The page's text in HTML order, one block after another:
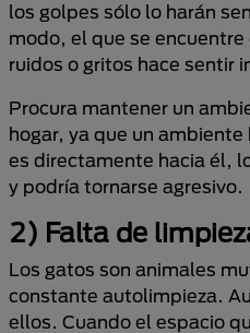
los golpes sólo lo harán
modo, el que se encuentre
ruidos o gritos hace sentir
Procura mantener un
hogar, ya que un
es directamente hacia él,
y podría tornarse agresivo.
2) Falta de
Los gatos son animales
constante autolimpieza.
ellos. Cuando el espacio